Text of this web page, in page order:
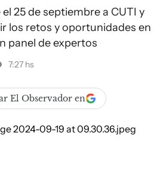
25 de septiembre a CUTI y
los retos y oportunidades en
panel de expertos
7:27 hs
El Observador en